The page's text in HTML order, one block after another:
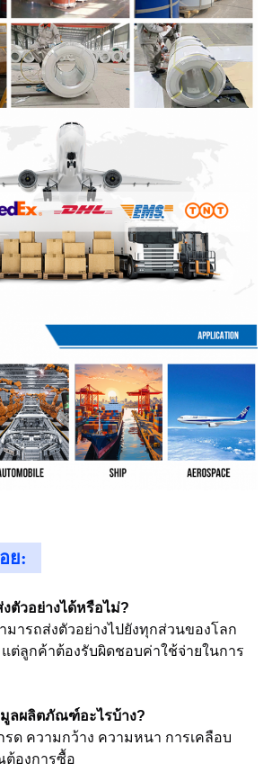
ย:
ตัวอย่างได้หรือไม่?
มารถส่งตัวอย่างไปยังทุกส่วนของโลก
แต่ลูกค้าต้องรับผิดชอบค่าใช้จ่ายในการ
ลผลิตภัณฑ์อะไรบ้าง?
ด ความกว้าง ความหนา การเคลือบ
องการซื้อ